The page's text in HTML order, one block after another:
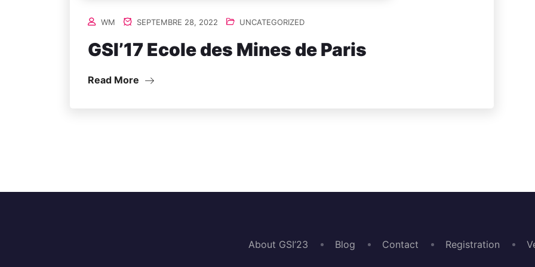
WM SEPTEMBRE 28, 2022 UNCATEGORIZED
GSI’17 Ecole des Mines de Paris
Read More
About GSI’23 Blog Contact Registration